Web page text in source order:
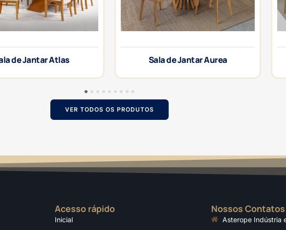
de Jantar Atlas Sala de Jantar Aurea
5 6 7 8 9
VER TODOS OS PRODUTOS
Acesso rápido
Inicial
Nossos Contatos
Asterope Indústria